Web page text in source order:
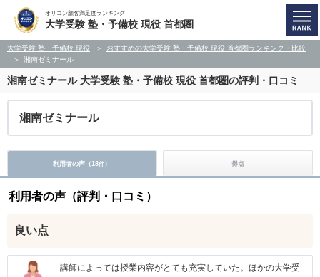
オリコン顧客満足度ランキング
大学受験 塾・予備校 現役 首都圏
大学受験 塾・予備校 現役
おすすめの大学受験 塾・予備校 現役 首都圏ランキング・比較
湘南ゼミナール
湘南ゼミナール大学受験 塾・予備校 現役 首都圏の評判・口コミ
湘南ゼミナール
利用者の声（18件） 得点
利用者の声（評判・口コミ）
良い点
講師によっては授業内容がとても充実していた。ほかの大学受